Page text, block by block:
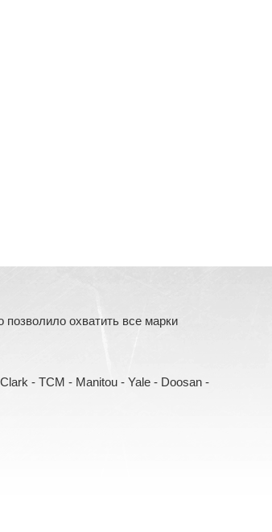
охватить все марки
- TCM - Manitou - Yale - Doosan -